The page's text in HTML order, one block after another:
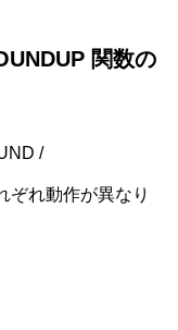
関数の
/
ぞれ動作が異なり